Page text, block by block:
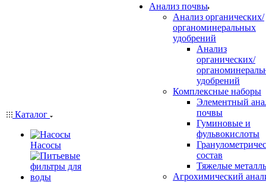
Каталог
Насосы
Анализ почвы
Анализ органических/
органоминеральных
удобрений
Анализ
органических/
удобрений
Комплексные наборы
Элементный
почвы
Гуминовые и
фульвокислоты
состав
Тяжелые
Агрохимический